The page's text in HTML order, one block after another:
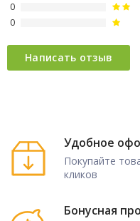
0
0
Удобное
Покупайте
кликов
Бонусная